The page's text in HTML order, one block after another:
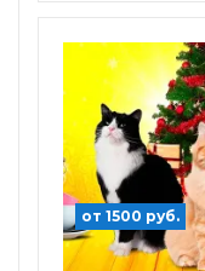
от 1500 руб.